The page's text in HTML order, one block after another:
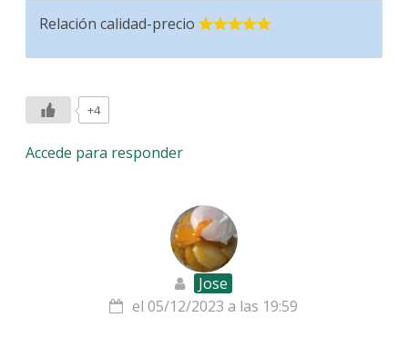
Relación calidad-precio
+4
Accede para responder
Jose
el 05/12/2023 a las 19:59